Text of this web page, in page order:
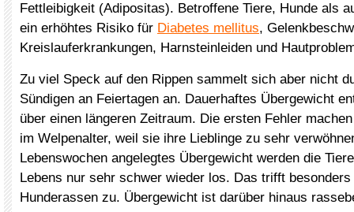
Fettleibigkeit (Adipositas). Betroffene Tiere, Hunde als
ein erhöhtes Risiko für Diabetes mellitus,
Kreislauferkrankungen, Harnsteinleiden und
Zu viel Speck auf den Rippen sammelt sich aber nicht
Sündigen an Feiertagen an. Dauerhaftes Übergewicht
über einen längeren Zeitraum. Die ersten Fehler
im Welpenalter, weil sie ihre Lieblinge zu sehr
Lebenswochen angelegtes Übergewicht werden die
Lebens nur sehr schwer wieder los. Das trifft
Hunderassen zu. Übergewicht ist darüber hinaus